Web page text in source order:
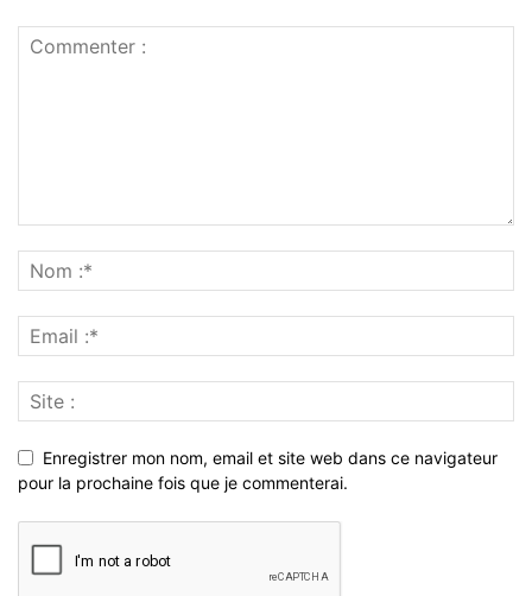
Enregistrer mon nom, email et site web dans ce navigateur
pour la prochaine fois que je commenterai.